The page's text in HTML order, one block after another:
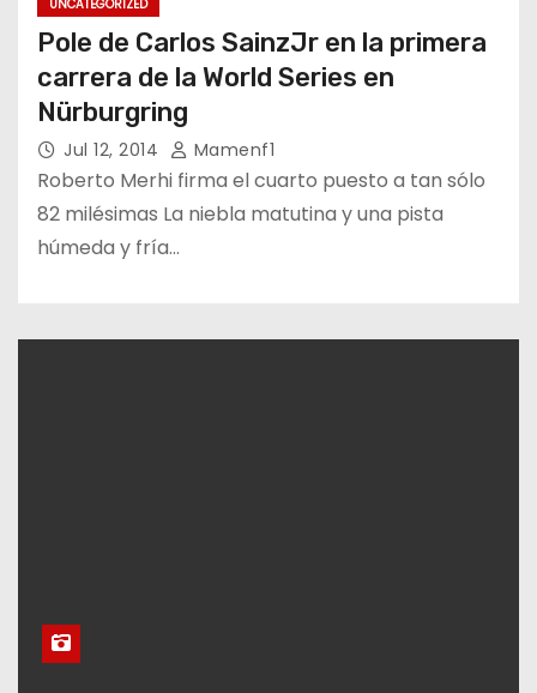
UNCATEGORIZED
Pole de Carlos SainzJr en la primera
carrera de la World Series en
Nürburgring
Jul 12, 2014 Mamenf1
Roberto Merhi firma el cuarto puesto a tan sólo
82 milésimas La niebla matutina y una pista
húmeda y fría…